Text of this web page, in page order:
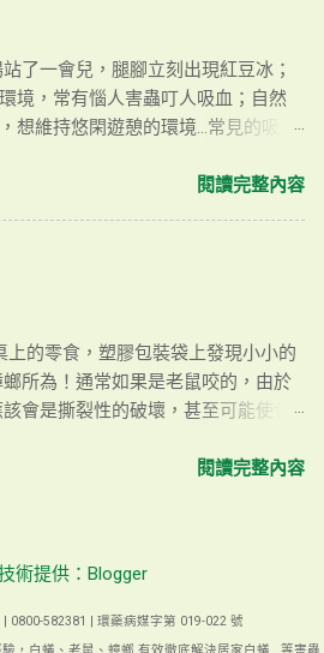
。 雖然嚙蟲並不會對人體造成影響
，但長期生活在濕度過高、充滿黴
對人體是有負面影響的，環境中有
重的問題。嚙蟲雖然是以真菌類為
也一定是會有的，當嚙蟲經常食品
環境時常處於潮濕的狀態，食品就
變質。 白色的小蟲可能是哪種嚙蟲？
類周遭出現，但牠們也熱愛糖、澱
，也可能發生在生物標本或久放受
藥品或食品當中。 書蝨介紹 跳蟲
是以真菌類為食物，但某些種類會啃
咬人不吸血，有些人以為他們會叮咬
實只是跳蟲受到驚擾時彈跳起來“彈”
生在浴室洗臉盆下方或浴缸下方、
了一會兒，腿腳立刻出現紅豆冰；
境，常有惱人害蟲叮人吸血；自然
想維持悠閑遊憩的環境…常見的吸血
來說，小黑蚊和跳蚤的叮咬不是很容
，或也可留言給除蟲小編，幫您安
人員免費到場勘察鑑定喔！ 1. 叮咬
有。 時間點：白天。 環境：鄉間、
外。 小黑蚊的體型非常小，約在
右，飛行高度約在人類身高範圍內
，小黑蚊早已飽餐一頓，只留下了紅
吸取血液，小黑蚊能叮到的地方只有
的皮膚。所以如果發現叮咬痕只集中
蔽體的地方（如：小腿、手臂等
是我們俗稱的『紅豆冰』。如果皮
閱讀完整內容
的零食，塑膠包裝袋上發現小小的
所為！通常如果是老鼠咬的，由於
會是撕裂性的破壞，甚至可能使包
，像是蝗蟲、金龜子、菜蟲等以植物
包食物，沒有搬光清空是不會罷休
是螞蟻開始覓食，就會有一整排的
吃飽後反而會暫時躲回原棲息處，
閱讀完整內容
術提供：Blogger
0800-582381 | 環藥病媒字第 019-022 號